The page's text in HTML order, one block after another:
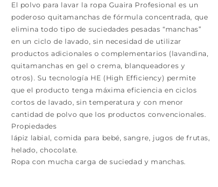
El polvo para lavar la ropa Guaira Profesional es un
poderoso quitamanchas de fórmula concentrada, que
elimina todo tipo de suciedades pesadas “manchas”
en un ciclo de lavado, sin necesidad de utilizar
productos adicionales o complementarios (lavandina,
quitamanchas en gel o crema, blanqueadores y
otros). Su tecnología HE (High Efficiency) permite
que el producto tenga máxima eficiencia en ciclos
cortos de lavado, sin temperatura y con menor
cantidad de polvo que los productos convencionales.
Propiedades
lápiz labial, comida para bebé, sangre, jugos de frutas,
helado, chocolate.
Ropa con mucha carga de suciedad y manchas.